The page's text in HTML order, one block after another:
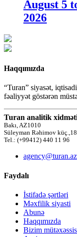
August 5
2026
Haqqımızda
“Turan” siyasət,
fəaliyyət göstərən
Turan analitik
Bakı, AZ1010
Süleyman Rəhimov
Tel.: (+99412) 440 11 96
agency@turan.az
Faydalı
İstifadə şərtləri
Məxfilik siyasti
Abunə
Haqqımızda
Bizim